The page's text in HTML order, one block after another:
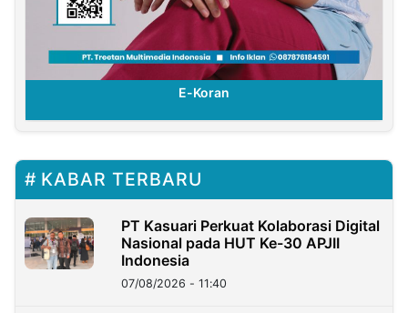
E-Koran
KABAR TERBARU
PT Kasuari Perkuat Kolaborasi Digital
Nasional pada HUT Ke-30 APJII
Indonesia
07/08/2026 - 11:40